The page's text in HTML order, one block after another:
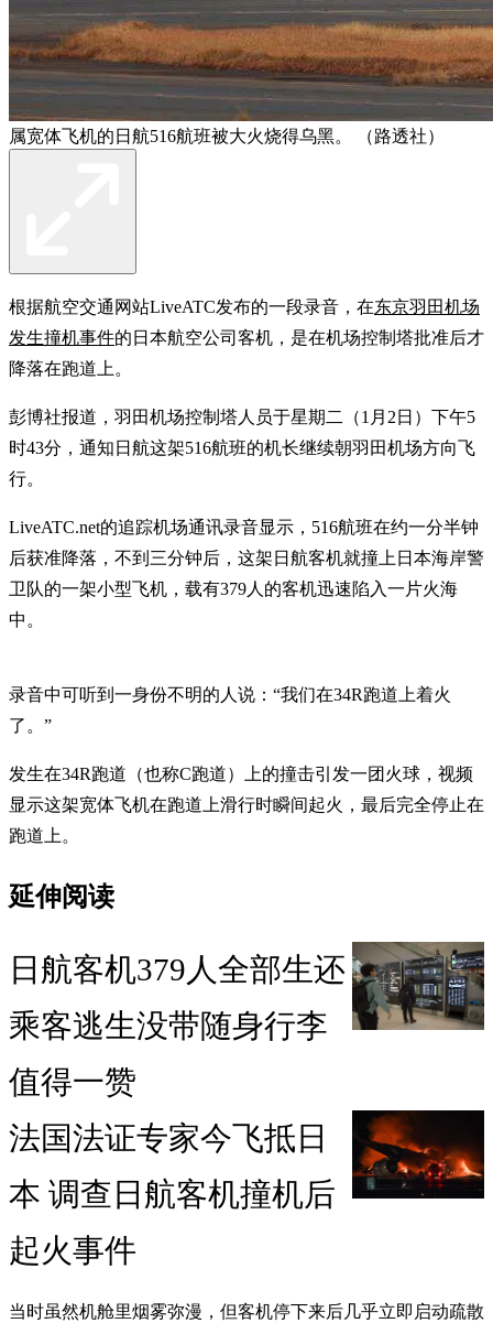
属宽体飞机的日航516航班被大火烧得乌黑。 （路透社）
根据航空交通网站LiveATC发布的一段录音，在东京羽田机场
发生撞机事件的日本航空公司客机，是在机场控制塔批准后才
降落在跑道上。
彭博社报道，羽田机场控制塔人员于星期二（1月2日）下午5
时43分，通知日航这架516航班的机长继续朝羽田机场方向飞
行。
LiveATC.net的追踪机场通讯录音显示，516航班在约一分半钟
后获准降落，不到三分钟后，这架日航客机就撞上日本海岸警
卫队的一架小型飞机，载有379人的客机迅速陷入一片火海
中。
录音中可听到一身份不明的人说：“我们在34R跑道上着火
了。”
发生在34R跑道（也称C跑道）上的撞击引发一团火球，视频
显示这架宽体飞机在跑道上滑行时瞬间起火，最后完全停止在
跑道上。
延伸阅读
日航客机379人全部生还
乘客逃生没带随身行李
值得一赞
法国法证专家今飞抵日
本 调查日航客机撞机后
起火事件
当时虽然机舱里烟雾弥漫，但客机停下来后几乎立即启动疏散